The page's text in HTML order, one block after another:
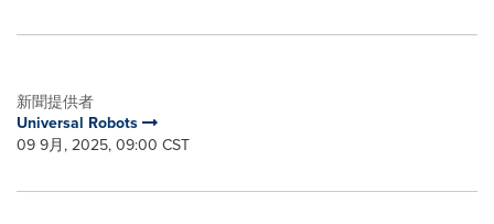
新聞提供者
Universal Robots
09 9月, 2025, 09:00 CST